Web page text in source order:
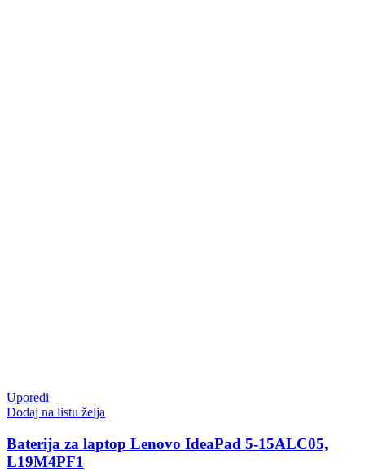
Uporedi
Dodaj na listu želja
Baterija za laptop Lenovo IdeaPad 5-15ALC05,
L19M4PF1